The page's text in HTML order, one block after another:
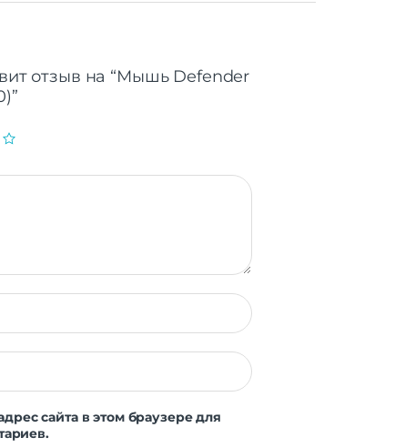
отзыв на “Мышь Defender
сайта в этом браузере для